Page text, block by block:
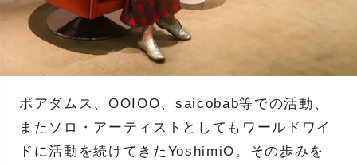
ボアダムス、OOIOO、saicobab等での活動、
またソロ・アーティストとしてもワールドワイ
ドに活動を続けてきたYoshimiO。その歩みを